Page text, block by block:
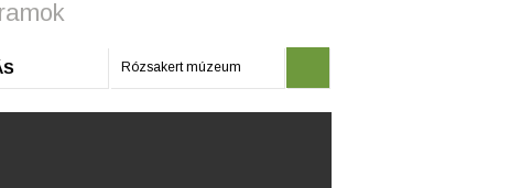
Rózsakert múzeum